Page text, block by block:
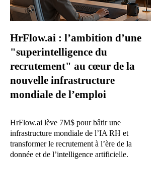
HrFlow.ai : l’ambition d’une
"superintelligence du
recrutement" au cœur de la
nouvelle infrastructure
mondiale de l’emploi
HrFlow.ai lève 7M$ pour bâtir une
infrastructure mondiale de l’IA RH et
transformer le recrutement à l’ère de la
donnée et de l’intelligence artificielle.